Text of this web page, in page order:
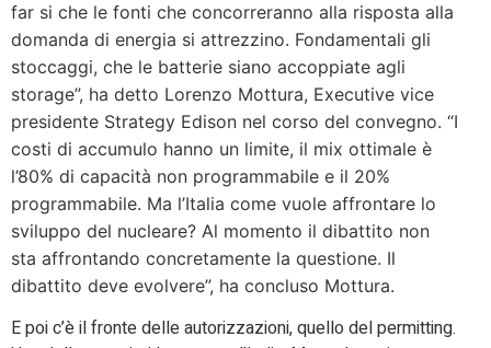
far si che le fonti che concorreranno alla risposta alla
domanda di energia si attrezzino. Fondamentali gli
stoccaggi, che le batterie siano accoppiate agli
storage”, ha detto Lorenzo Mottura, Executive vice
presidente Strategy Edison nel corso del convegno. “I
costi di accumulo hanno un limite, il mix ottimale è
l’80% di capacità non programmabile e il 20%
programmabile. Ma l’Italia come vuole affrontare lo
sviluppo del nucleare? Al momento il dibattito non
sta affrontando concretamente la questione. Il
dibattito deve evolvere”, ha concluso Mottura.
E poi c’è il fronte delle autorizzazioni, quello del permitting.